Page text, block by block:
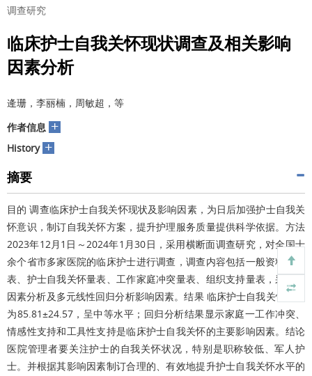
调查研究
临床护士自我关怀现状调查及相关影响
因素分析
逄珊，李丽楠，周敏超，等
作者信息 +
History +
摘要
目的 调查临床护士自我关怀现状及影响因素，为日后加强护士自我关
怀意识，制订自我关怀方案，提升护理服务质量提供科学依据。方法
2023年12月1日～2024年1月30日，采用横断面调查研究，对全国十
余个省市多家医院的临床护士进行调查，调查内容包括一般资料调查
表、护士自我关怀量表、工作家庭冲突量表、组织支持量表，采用单
因素分析及多元线性回归分析影响因素。结果 临床护士自我关怀总分
为85.81±24.57，呈中等水平；回归分析结果显示家庭一工作冲突、
情感性支持和工具性支持是临床护士自我关怀的主要影响因素。结论
医院管理者要关注护士的自我关怀状况，特别是职称较低、军人护
士。并根据其影响因素制订合理的、有效地提升护士自我关怀水平的